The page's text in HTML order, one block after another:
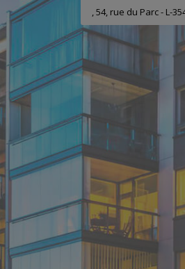
, 54, rue du Parc - L-